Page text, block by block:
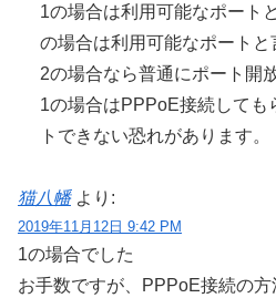
1の場合は利用可能なポート
の場合は利用可能なポートと
2の場合なら普通にポート開
1の場合はPPPoE接続しても
トできない恐れがあります。
猫八幡 より:
2019年11月12日 9:42 PM
1の場合でした
お手数ですが、PPPoE接続の